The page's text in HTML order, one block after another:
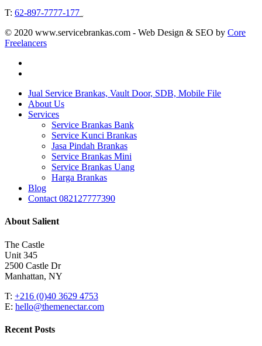
T: 62-897-7777-177
© 2020 www.servicebrankas.com - Web Design & SEO by Core
Freelancers
Close
Menu
Jual Service Brankas, Vault Door, SDB, Mobile File
About Us
Services
Service Brankas Bank
Service Kunci Brankas
Jasa Pindah Brankas
Service Brankas Mini
Service Brankas Uang
Harga Brankas
Blog
Contact 082127777390
About Salient
The Castle
Unit 345
2500 Castle Dr
Manhattan, NY
T: +216 (0)40 3629 4753
E: hello@themenectar.com
Recent Posts